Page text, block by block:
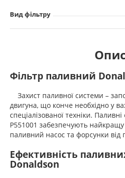
Вид фільтру
Фільтр паливний
Захист паливної системи –
двигуна, що конче необхідно у
спеціалізованої техніки.
P551001 забезпечують
паливний насос та форсунки від
Ефективність
Donaldson